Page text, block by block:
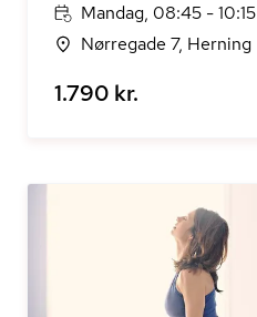
Mandag, 08:45 - 10:15
Nørregade 7, Herning
1.790 kr.